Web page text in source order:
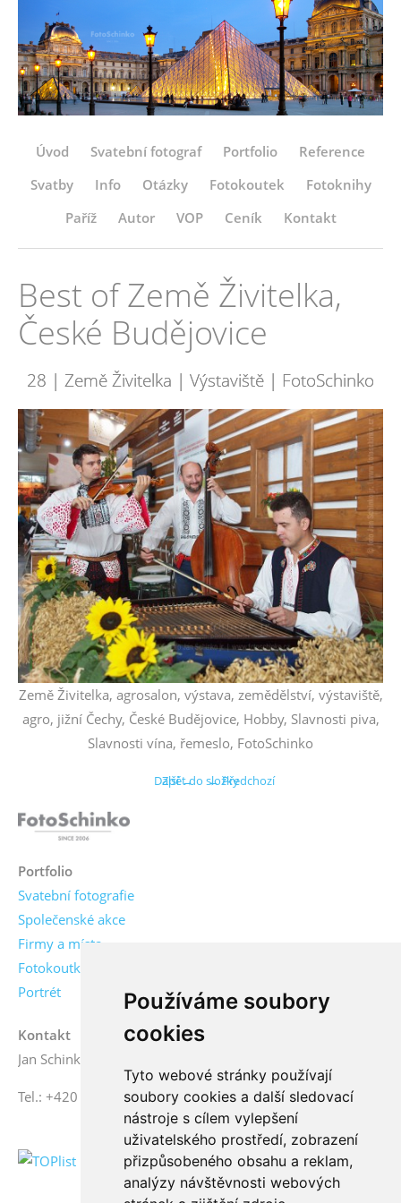
Používáme soubory
cookies
Tyto webové stránky používají
soubory cookies a další sledovací
nástroje s cílem vylepšení
uživatelského prostředí, zobrazení
přizpůsobeného obsahu a reklam,
analýzy návštěvnosti webových
Úvod Svatební fotograf Portfolio
Reference
Svatby
Info Otázky Fotokoutek
Fotoknihy
Paříž
Autor VOP Ceník Kontakt
Best of Země Živitelka,
České Budějovice
28 | Země Živitelka | Výstaviště | FotoSchinko
Země Živitelka, agrosalon, výstava, zemědělství, výstaviště,
agro, jižní Čechy, České Budějovice, Hobby, Slavnosti piva,
Slavnosti vína, řemeslo, FotoSchinko
← Předchozí
Další →
Zpět do složky
Portfolio
Svatební fotografie
Společenské akce
Firmy a místa
Fotokoutky
Portrét
Kontakt
Jan Schinko jr., fotograf
Tel.: +420 776 771 000